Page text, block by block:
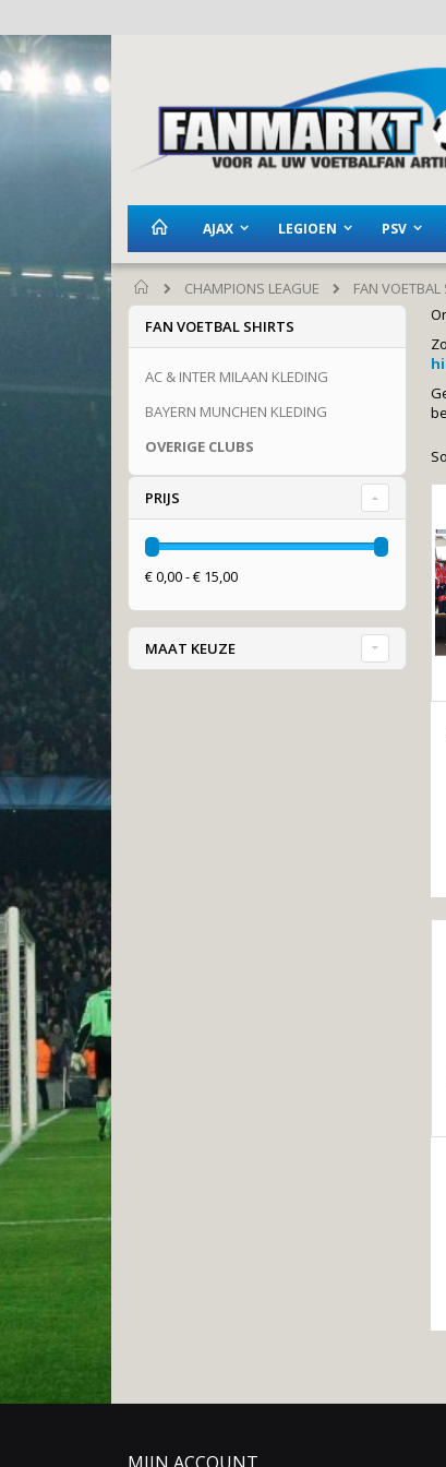
AJAX LEGIOEN PSV
HomeCHAMPIONS LEAGUE FAN VOETBAL
FAN VOETBAL SHIRTS
AC & INTER MILAAN KLEDING
BAYERN MUNCHEN KLEDING
OVERIGE CLUBS
PRIJS
€ 0,00 - € 15,00
MAAT KEUZE